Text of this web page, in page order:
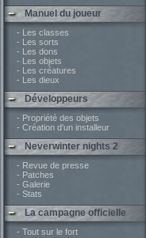
Manuel du joueur
- Les classes
- Les sorts
- Les dons
- Les objets
- Les créatures
- Les dieux
Développeurs
- Propriété des objets
- Création d'un installeur
Neverwinter nights 2
- Revue de presse
- Patches
- Galerie
- Stats
La campagne officielle
- Tout sur le fort